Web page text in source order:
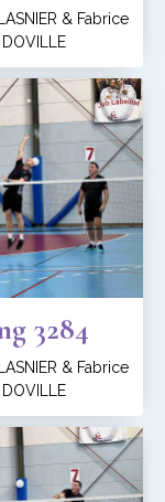
& Fabrice
DOVILLE
3284
& Fabrice
DOVILLE